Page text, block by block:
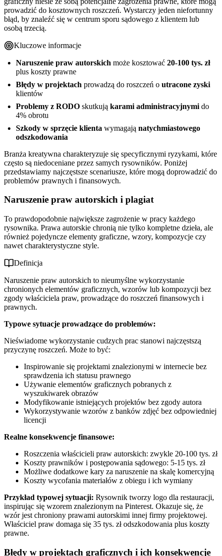
prowadzić do kosztownych roszczeń. Wystarczy jeden niefortunny
błąd, by znaleźć się w centrum sporu sądowego z klientem lub
osobą trzecią.
Kluczowe informacje
Naruszenie praw autorskich może kosztować 20-100 tys. zł
plus koszty prawne
Błędy w projektach prowadzą do roszczeń o utracone zyski
klientów
Problemy z RODO skutkują karami administracyjnymi do
4% obrotu
Szkody w sprzęcie klienta wymagają natychmiastowego
odszkodowania
Branża kreatywna charakteryzuje się specyficznymi ryzykami, które
często są niedoceniane przez samych rysowników. Poniżej
przedstawiamy najczęstsze scenariusze, które mogą doprowadzić do
problemów prawnych i finansowych.
Naruszenie praw autorskich i plagiat
To prawdopodobnie największe zagrożenie w pracy każdego
rysownika. Prawa autorskie chronią nie tylko kompletne dzieła, ale
również pojedyncze elementy graficzne, wzory, kompozycje czy
nawet charakterystyczne style.
Definicja
Naruszenie praw autorskich to nieumyślne wykorzystanie
chronionych elementów graficznych, wzorów lub kompozycji bez
zgody właściciela praw, prowadzące do roszczeń finansowych i
prawnych.
Typowe sytuacje prowadzące do problemów:
Nieświadome wykorzystanie cudzych prac stanowi najczęstszą
przyczynę roszczeń. Może to być:
Inspirowanie się projektami znalezionymi w internecie bez
sprawdzenia ich statusu prawnego
Używanie elementów graficznych pobranych z
wyszukiwarek obrazów
Modyfikowanie istniejących projektów bez zgody autora
Wykorzystywanie wzorów z banków zdjęć bez odpowiedniej
licencji
Realne konsekwencje finansowe:
Roszczenia właścicieli praw autorskich: zwykle 20-100 tys. zł
Koszty prawników i postępowania sądowego: 5-15 tys. zł
Możliwe dodatkowe kary za naruszenie na skalę komercyjną
Koszty wycofania materiałów z obiegu i ich wymiany
Przykład typowej sytuacji: Rysownik tworzy logo dla restauracji,
inspirując się wzorem znalezionym na Pinterest. Okazuje się, że
wzór jest chroniony prawami autorskimi innej firmy projektowej.
Właściciel praw domaga się 35 tys. zł odszkodowania plus koszty
prawne.
Błędy w projektach graficznych i ich konsekwencje